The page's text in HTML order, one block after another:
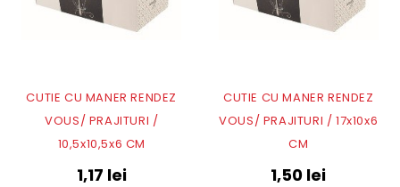
CUTIE CU MANER RENDEZ
VOUS/ PRAJITURI /
10,5x10,5x6 CM
1,17 lei
CUTIE CU MANER RENDEZ
VOUS/ PRAJITURI / 17x10x6
CM
1,50 lei